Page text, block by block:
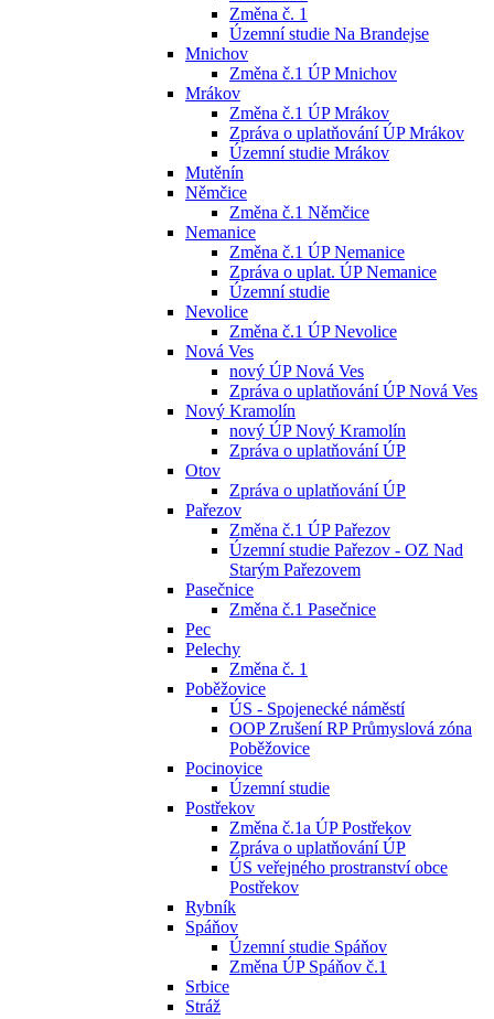
Změna č. 1
Územní studie Na Brandejse
Mnichov
Změna č.1 ÚP Mnichov
Mrákov
Změna č.1 ÚP Mrákov
Zpráva o uplatňování ÚP Mrákov
Územní studie Mrákov
Mutěnín
Němčice
Změna č.1 Němčice
Nemanice
Změna č.1 ÚP Nemanice
Zpráva o uplat. ÚP Nemanice
Územní studie
Nevolice
Změna č.1 ÚP Nevolice
Nová Ves
nový ÚP Nová Ves
Zpráva o uplatňování ÚP Nová Ves
Nový Kramolín
nový ÚP Nový Kramolín
Zpráva o uplatňování ÚP
Otov
Zpráva o uplatňování ÚP
Pařezov
Změna č.1 ÚP Pařezov
Územní studie Pařezov - OZ Nad
Starým Pařezovem
Pasečnice
Změna č.1 Pasečnice
Pec
Pelechy
Změna č. 1
Poběžovice
ÚS - Spojenecké náměstí
OOP Zrušení RP Průmyslová zóna
Poběžovice
Pocinovice
Územní studie
Postřekov
Změna č.1a ÚP Postřekov
Zpráva o uplatňování ÚP
ÚS veřejného prostranství obce
Postřekov
Rybník
Spáňov
Územní studie Spáňov
Změna ÚP Spáňov č.1
Srbice
Stráž